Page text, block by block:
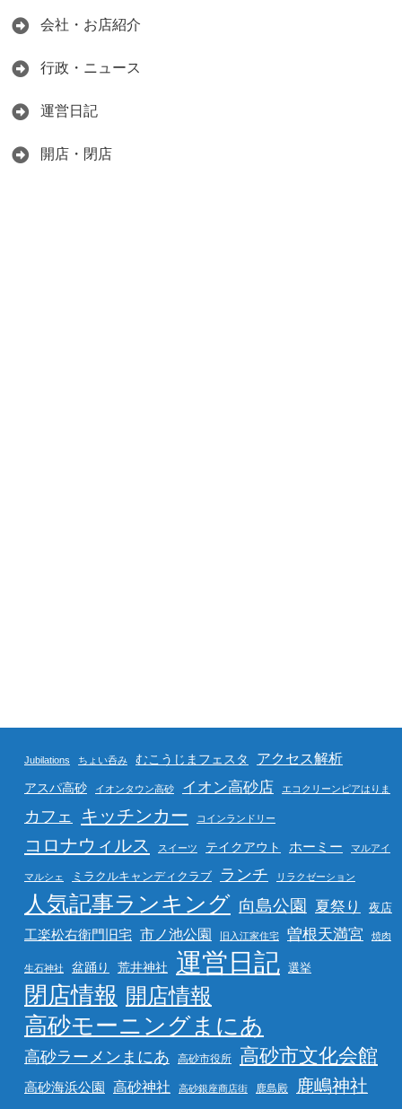
会社・お店紹介
行政・ニュース
運営日記
開店・閉店
Jubilations ちょい呑み むこうじまフェスタ アクセス解析
アスパ高砂 イオンタウン高砂 イオン高砂店 エコクリーンピアはりま
カフェ キッチンカー コインランドリー
コロナウィルス スイーツ テイクアウト ホーミー マルアイ
マルシェ ミラクルキャンディクラブ ランチ リラクゼーション
人気記事ランキング 向島公園 夏祭り 夜店
工楽松右衛門旧宅 市ノ池公園 旧入江家住宅 曽根天満宮 焼肉
生石神社 盆踊り 荒井神社 運営日記 選挙
閉店情報 開店情報
高砂モーニングまにあ
高砂ラーメンまにあ 高砂市役所 高砂市文化会館
高砂海浜公園 高砂神社 高砂銀座商店街 鹿島殿 鹿嶋神社